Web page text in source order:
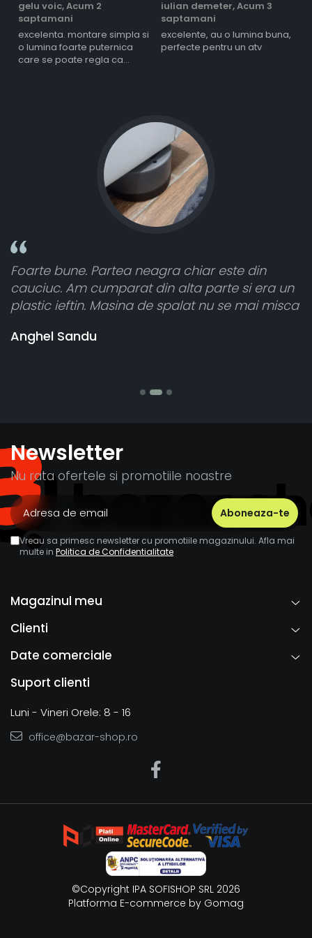
gelu voic,Acum 2
saptamani
excelenta. montare simpla si
o lumina foarte puternica
care se poate regla ca
iulian demeter,Acum 3
saptamani
excelente, au o lumina buna,
perfecte pentru un atv
Anghel Sandu
Foarte bune. Partea neagra chiar este din
cauciuc. Am cumparat din alta parte si era un
plastic ieftin. Masina de spalat nu se mai misca
Newsletter
Nu rata ofertele si promotiile noastre
Vreau sa primesc newsletter cu promotiile magazinului. Afla mai
multe in Politica de Confidentialitate
Magazinul meu
Clienti
Date comerciale
Suport clienti
Luni - Vineri Orele: 8 - 16
office@bazar-shop.ro
©Copyright IPA SOFISHOP SRL 2026
Platforma E-commerce by Gomag